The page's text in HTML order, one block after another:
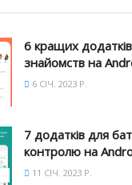
6 кращих
знайомств на
6 СІЧ. 2023 Р.
7 додатків для
контролю на
11 СІЧ. 2023 Р.